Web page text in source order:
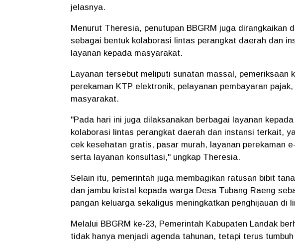
jelasnya.
Menurut Theresia, penutupan BBGRM juga dirangkaikan
sebagai bentuk kolaborasi lintas perangkat daerah dan
layanan kepada masyarakat.
Layanan tersebut meliputi sunatan massal, pemeriksaan
perekaman KTP elektronik, pelayanan pembayaran
masyarakat.
"Pada hari ini juga dilaksanakan berbagai layanan
kolaborasi lintas perangkat daerah dan instansi terkait,
cek kesehatan gratis, pasar murah, layanan perekaman
serta layanan konsultasi," ungkap Theresia.
Selain itu, pemerintah juga membagikan ratusan bibit
dan jambu kristal kepada warga Desa Tubang Raeng
pangan keluarga sekaligus meningkatkan penghijauan di
Melalui BBGRM ke-23, Pemerintah Kabupaten Landak
tidak hanya menjadi agenda tahunan, tetapi terus